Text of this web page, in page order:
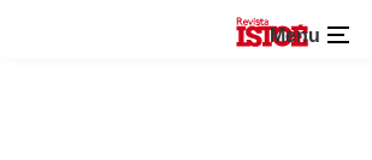
Menu